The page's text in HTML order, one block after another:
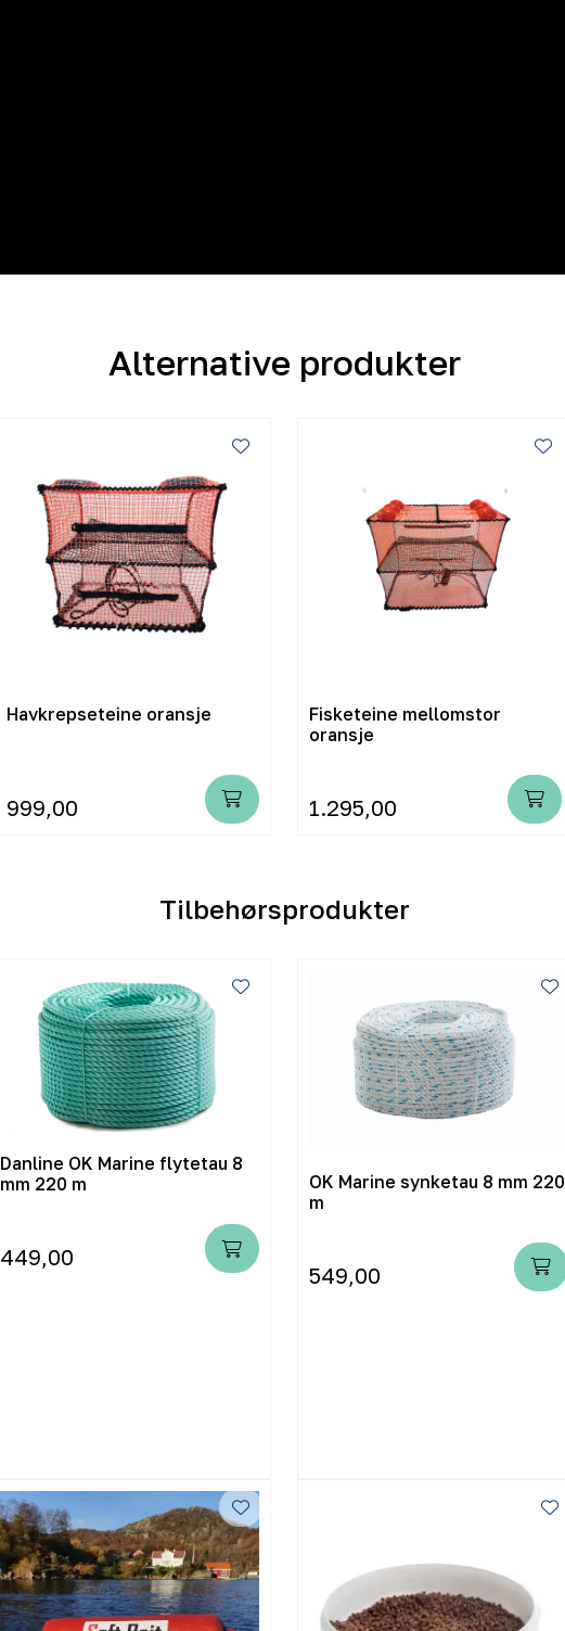
Alternative produkter
Havkrepseteine oransje
999,00
Fisketeine mellomstor
oransje
1.295,00
Tilbehørsprodukter
Danline OK Marine flytetau 8
mm 220 m
449,00
OK Marine synketau 8 mm 220
m
549,00